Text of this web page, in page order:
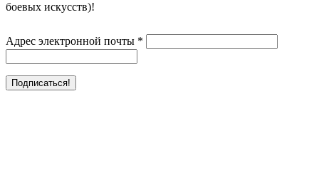
боевых искусств)!
Адрес электронной почты *